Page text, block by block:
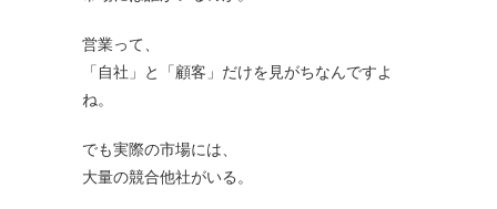
営業って、
「自社」と「顧客」だけを見がちなんですよ
ね。
でも実際の市場には、
大量の競合他社がいる。